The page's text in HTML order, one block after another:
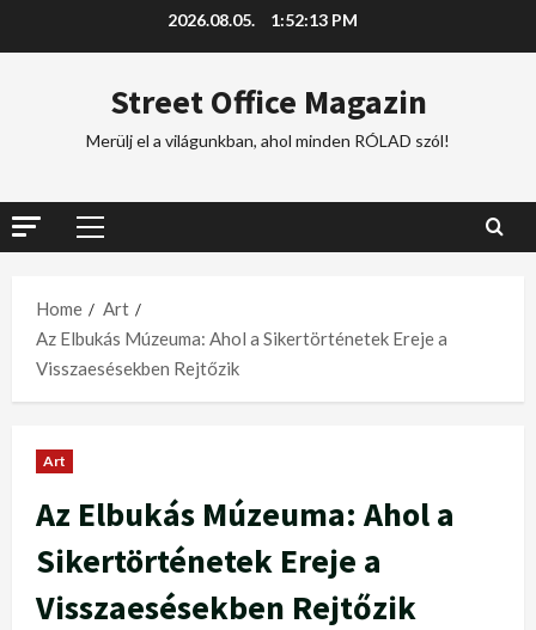
2026.08.05. 1:52:14 PM
Street Office Magazin
Merülj el a világunkban, ahol minden RÓLAD szól!
Home
Art
Az Elbukás Múzeuma: Ahol a Sikertörténetek Ereje a
Visszaesésekben Rejtőzik
Art
Az Elbukás Múzeuma: Ahol a
Sikertörténetek Ereje a
Visszaesésekben Rejtőzik